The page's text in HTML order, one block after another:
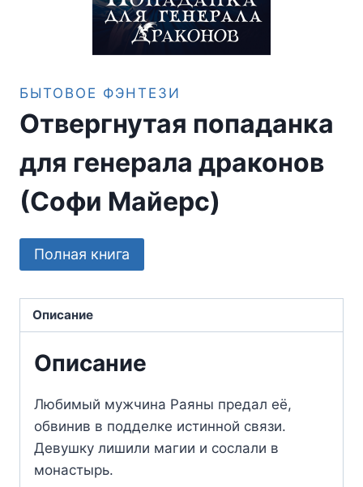
БЫТОВОЕ ФЭНТЕЗИ
Отвергнутая попаданка
для генерала драконов
(Софи Майерс)
Полная книга
Описание
Описание
Любимый мужчина Раяны предал её,
обвинив в подделке истинной связи.
Девушку лишили магии и сослали в
монастырь.